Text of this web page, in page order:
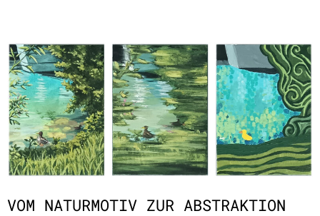
VOM NATURMOTIV ZUR ABSTRAKTION